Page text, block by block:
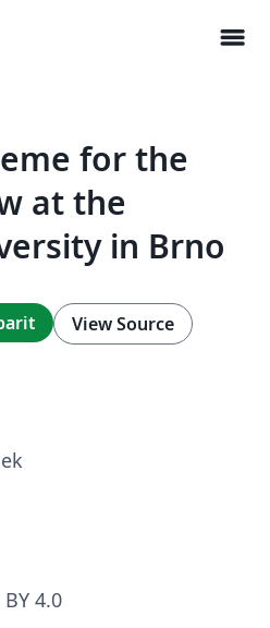
menu
for the
at the
in Brno
View Source
4.0